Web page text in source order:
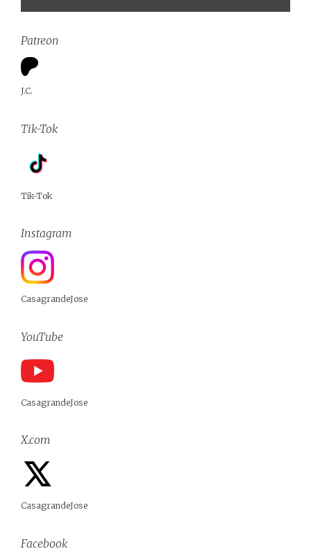
Patreon
J.C.
Tik-Tok
Tik-Tok
Instagram
CasagrandeJose
YouTube
CasagrandeJose
X.com
CasagrandeJose
Facebook